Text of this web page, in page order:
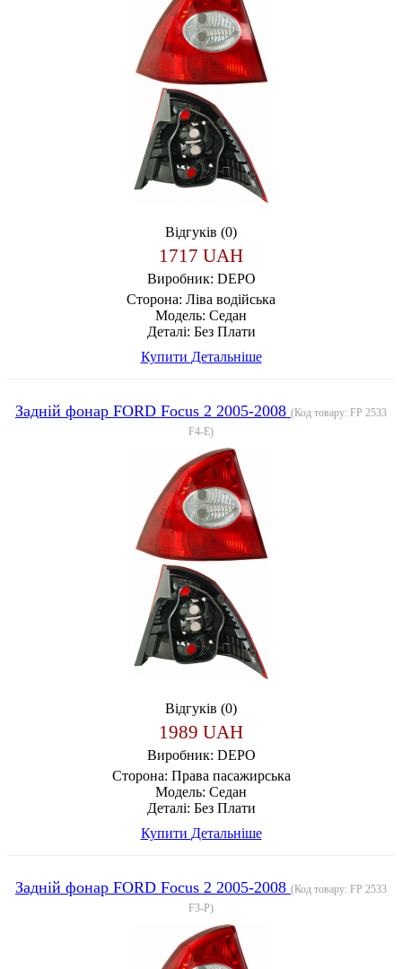
Відгуків (0)
1717 UAH
Виробник: DEPO
Сторона: Ліва водійська
Модель: Седан
Деталі: Без Плати
Купити Детальніше
Задній фонар FORD Focus 2 2005-2008 (Код товару: FP 2533
F4-E)
Відгуків (0)
1989 UAH
Виробник: DEPO
Сторона: Права пасажирська
Модель: Седан
Деталі: Без Плати
Купити Детальніше
Задній фонар FORD Focus 2 2005-2008 (Код товару: FP 2533
F3-P)